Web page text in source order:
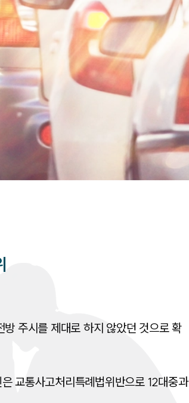
법률정보
법률지식인
고객후기
업무분야
음주교통사고대응부 업무
뉴스레터/브로슈어
주시를 제대로 하지 않았던 것으로 확
교통사고처리특례법위반으로 12대중과